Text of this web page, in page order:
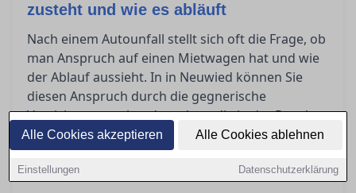
Alle Cookies akzeptieren Alle Cookies ablehnen
Einstellungen Datenschutzerklärung
zusteht und wie es abläuft
Nach einem Autounfall stellt sich oft die Frage, ob
man Anspruch auf einen Mietwagen hat und wie
der Ablauf aussieht. In in Neuwied können Sie
diesen Anspruch durch die gegnerische
Versicherung geltend machen, die in der Regel
die Kosten übernimmt. Erfahren Sie, wie Sie
schnell an einen Ersatzwagen kommen und was
Ihnen nach einem Unfall zusteht.